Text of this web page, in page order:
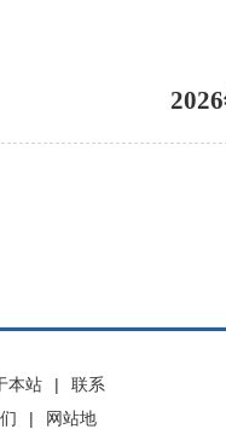
本站 |
联系
|
网站地